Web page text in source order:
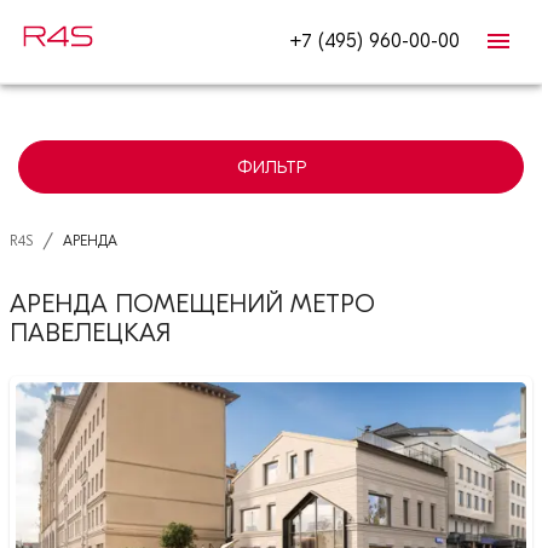
+7 (495) 960-00-00
ФИЛЬТР
R4S / АРЕНДА
АРЕНДА ПОМЕЩЕНИЙ МЕТРО
ПАВЕЛЕЦКАЯ